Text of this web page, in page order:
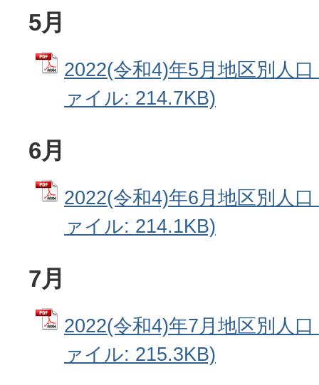
5月
2022(令和4)年5月地区別人
ァイル: 214.7KB)
6月
2022(令和4)年6月地区別人
ァイル: 214.1KB)
7月
2022(令和4)年7月地区別人
ァイル: 215.3KB)